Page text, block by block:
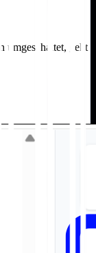
umgeschaltet, geht